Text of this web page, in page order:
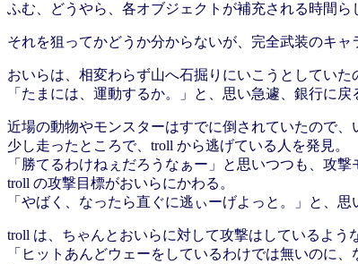
ふむ、どうやら、各オブジェクトが補充される時間ら
それを狙ってかどうか分からないが、完全武装のキャ
おいらは、相変わらず山へ石掘りにいこうとしていた
「たまには、運動するか。」と、思い急遽、銀行に
近場の動物やモンスターはすでに倒されていたので、
少し走ったところで、troll から逃げている人を発見。
「勝てるわけねぇだろうなぁー」と思いつつも、攻撃
troll の攻撃目標がおいらにかわる。
「やばく、なったら直ぐに逃ぃーげよっと。」と、
troll は、ちゃんとおいらに対して攻撃はしているよう
「ヒットあんどウェーをしているわけでは無いのに、